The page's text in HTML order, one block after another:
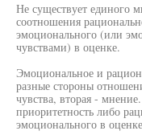
Не существует единого
соотношения
эмоционального (или
чувствами) в оценке.
Эмоциональное и
разные стороны
чувства, вторая -
приоритетность либо
эмоционального в